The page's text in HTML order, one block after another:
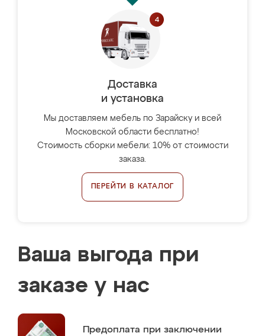
Доставка
и установка
Мы доставляем мебель по Зарайску и всей
Московской области бесплатно!
Стоимость сборки мебели: 10% от стоимости
заказа.
ПЕРЕЙТИ В КАТАЛОГ
Ваша выгода при
заказе у нас
Предоплата при заключении